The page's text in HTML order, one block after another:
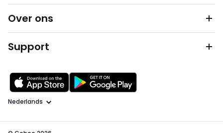
Over ons
Support
Taal